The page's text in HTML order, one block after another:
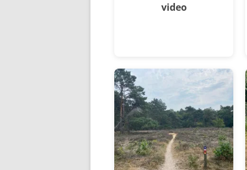
video